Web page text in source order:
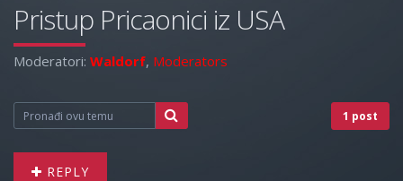
Pristup Pricaonici iz USA
Moderatori: Waldorf, Moderators
1 post
REPLY